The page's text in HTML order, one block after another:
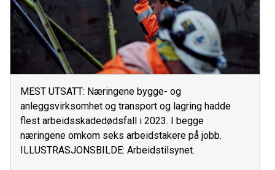
MEST UTSATT: Næringene bygge- og
anleggsvirksomhet og transport og lagring hadde
flest arbeidsskadedødsfall i 2023. I begge
næringene omkom seks arbeidstakere på jobb.
ILLUSTRASJONSBILDE: Arbeidstilsynet.